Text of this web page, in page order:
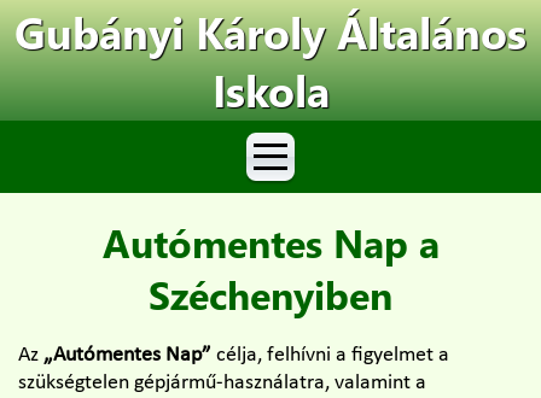
Gubányi Károly Általános
Iskola
Autómentes Nap a
Széchenyiben
Az „Autómentes Nap” célja, felhívni a figyelmet a
szükségtelen gépjármű-használatra, valamint a